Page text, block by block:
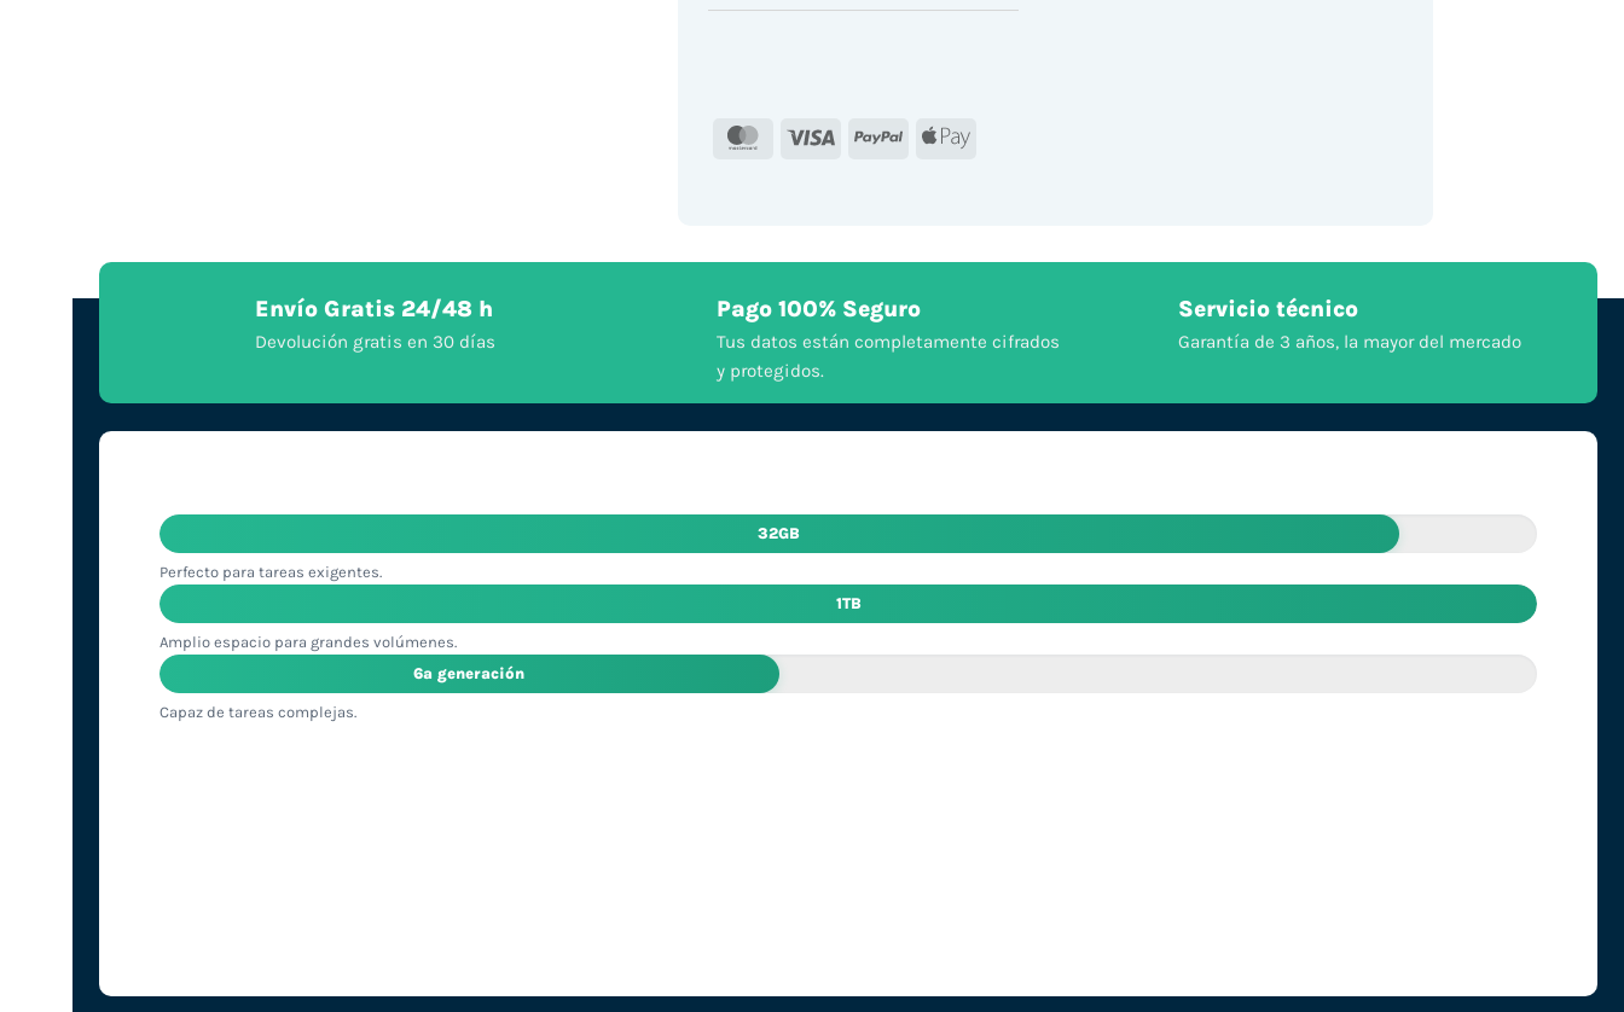
MasterCard
Visa PayPal Apple
Envío Gratis 24/48 h
Devolución gratis en 30 días
Pago 100% Seguro
Tus datos están completamente cifrados
y protegidos.
Servicio técnico
Garantía de 3 años, la mayor del mercado
32GB
Perfecto para tareas exigentes.
1TB
Amplio espacio para grandes volúmenes.
6ª generación
Capaz de tareas complejas.